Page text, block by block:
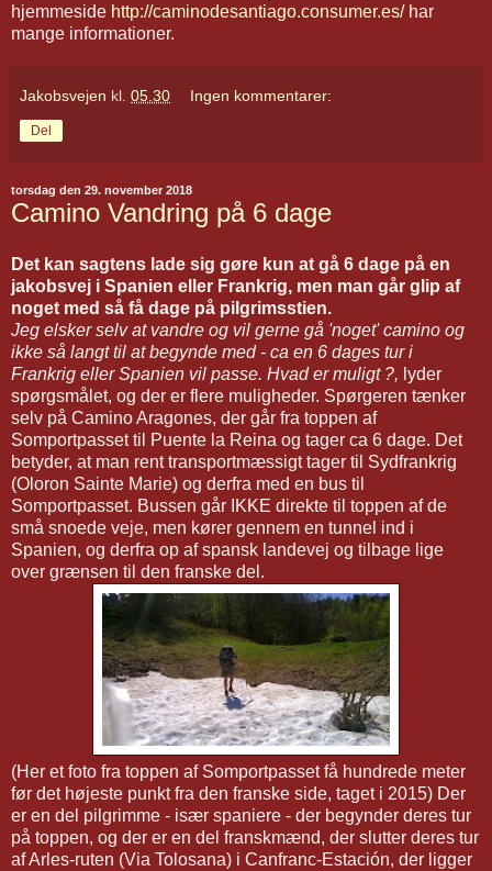
hjemmeside http://caminodesantiago.consumer.es/har
mange informationer.
Jakobsvejen kl. 05.30 Ingen kommentarer:
Del
torsdag den 29. november 2018
Camino Vandring på 6 dage
Det kan sagtens lade sig gøre kun at gå 6 dage på en
jakobsvej i Spanien eller Frankrig, men man går glip af
noget med så få dage på pilgrimsstien.
Jeg elsker selv at vandre og vil gerne gå 'noget' camino og
ikke så langt til at begynde med - ca en 6 dages tur i
Frankrig eller Spanien vil passe. Hvad er muligt ?, lyder
spørgsmålet, og der er flere muligheder. Spørgeren tænker
selv på Camino Aragones, der går fra toppen af
Somportpasset til Puente la Reina og tager ca 6 dage. Det
betyder, at man rent transportmæssigt tager til Sydfrankrig
(Oloron Sainte Marie) og derfra med en bus til
Somportpasset. Bussen går IKKE direkte til toppen af de
små snoede veje, men kører gennem en tunnel ind i
Spanien, og derfra op af spansk landevej og tilbage lige
over grænsen til den franske del.
(Her et foto fra toppen af Somportpasset få hundrede meter
før det højeste punkt fra den franske side, taget i 2015) Der
er en del pilgrimme - især spaniere - der begynder deres tur
på toppen, og der er en del franskmænd, der slutter deres tur
af Arles-ruten (Via Tolosana) i Canfranc-Estación, der ligger